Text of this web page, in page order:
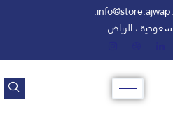
، الرياض